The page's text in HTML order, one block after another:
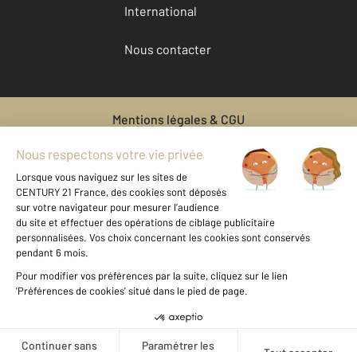
International
Nous contacter
Mentions légales & CGU
Gestionnaire des cookies
Location bien immobilier LA FALAISE
Location maison à LA FALAISE
Location appartement à LA FALAISE